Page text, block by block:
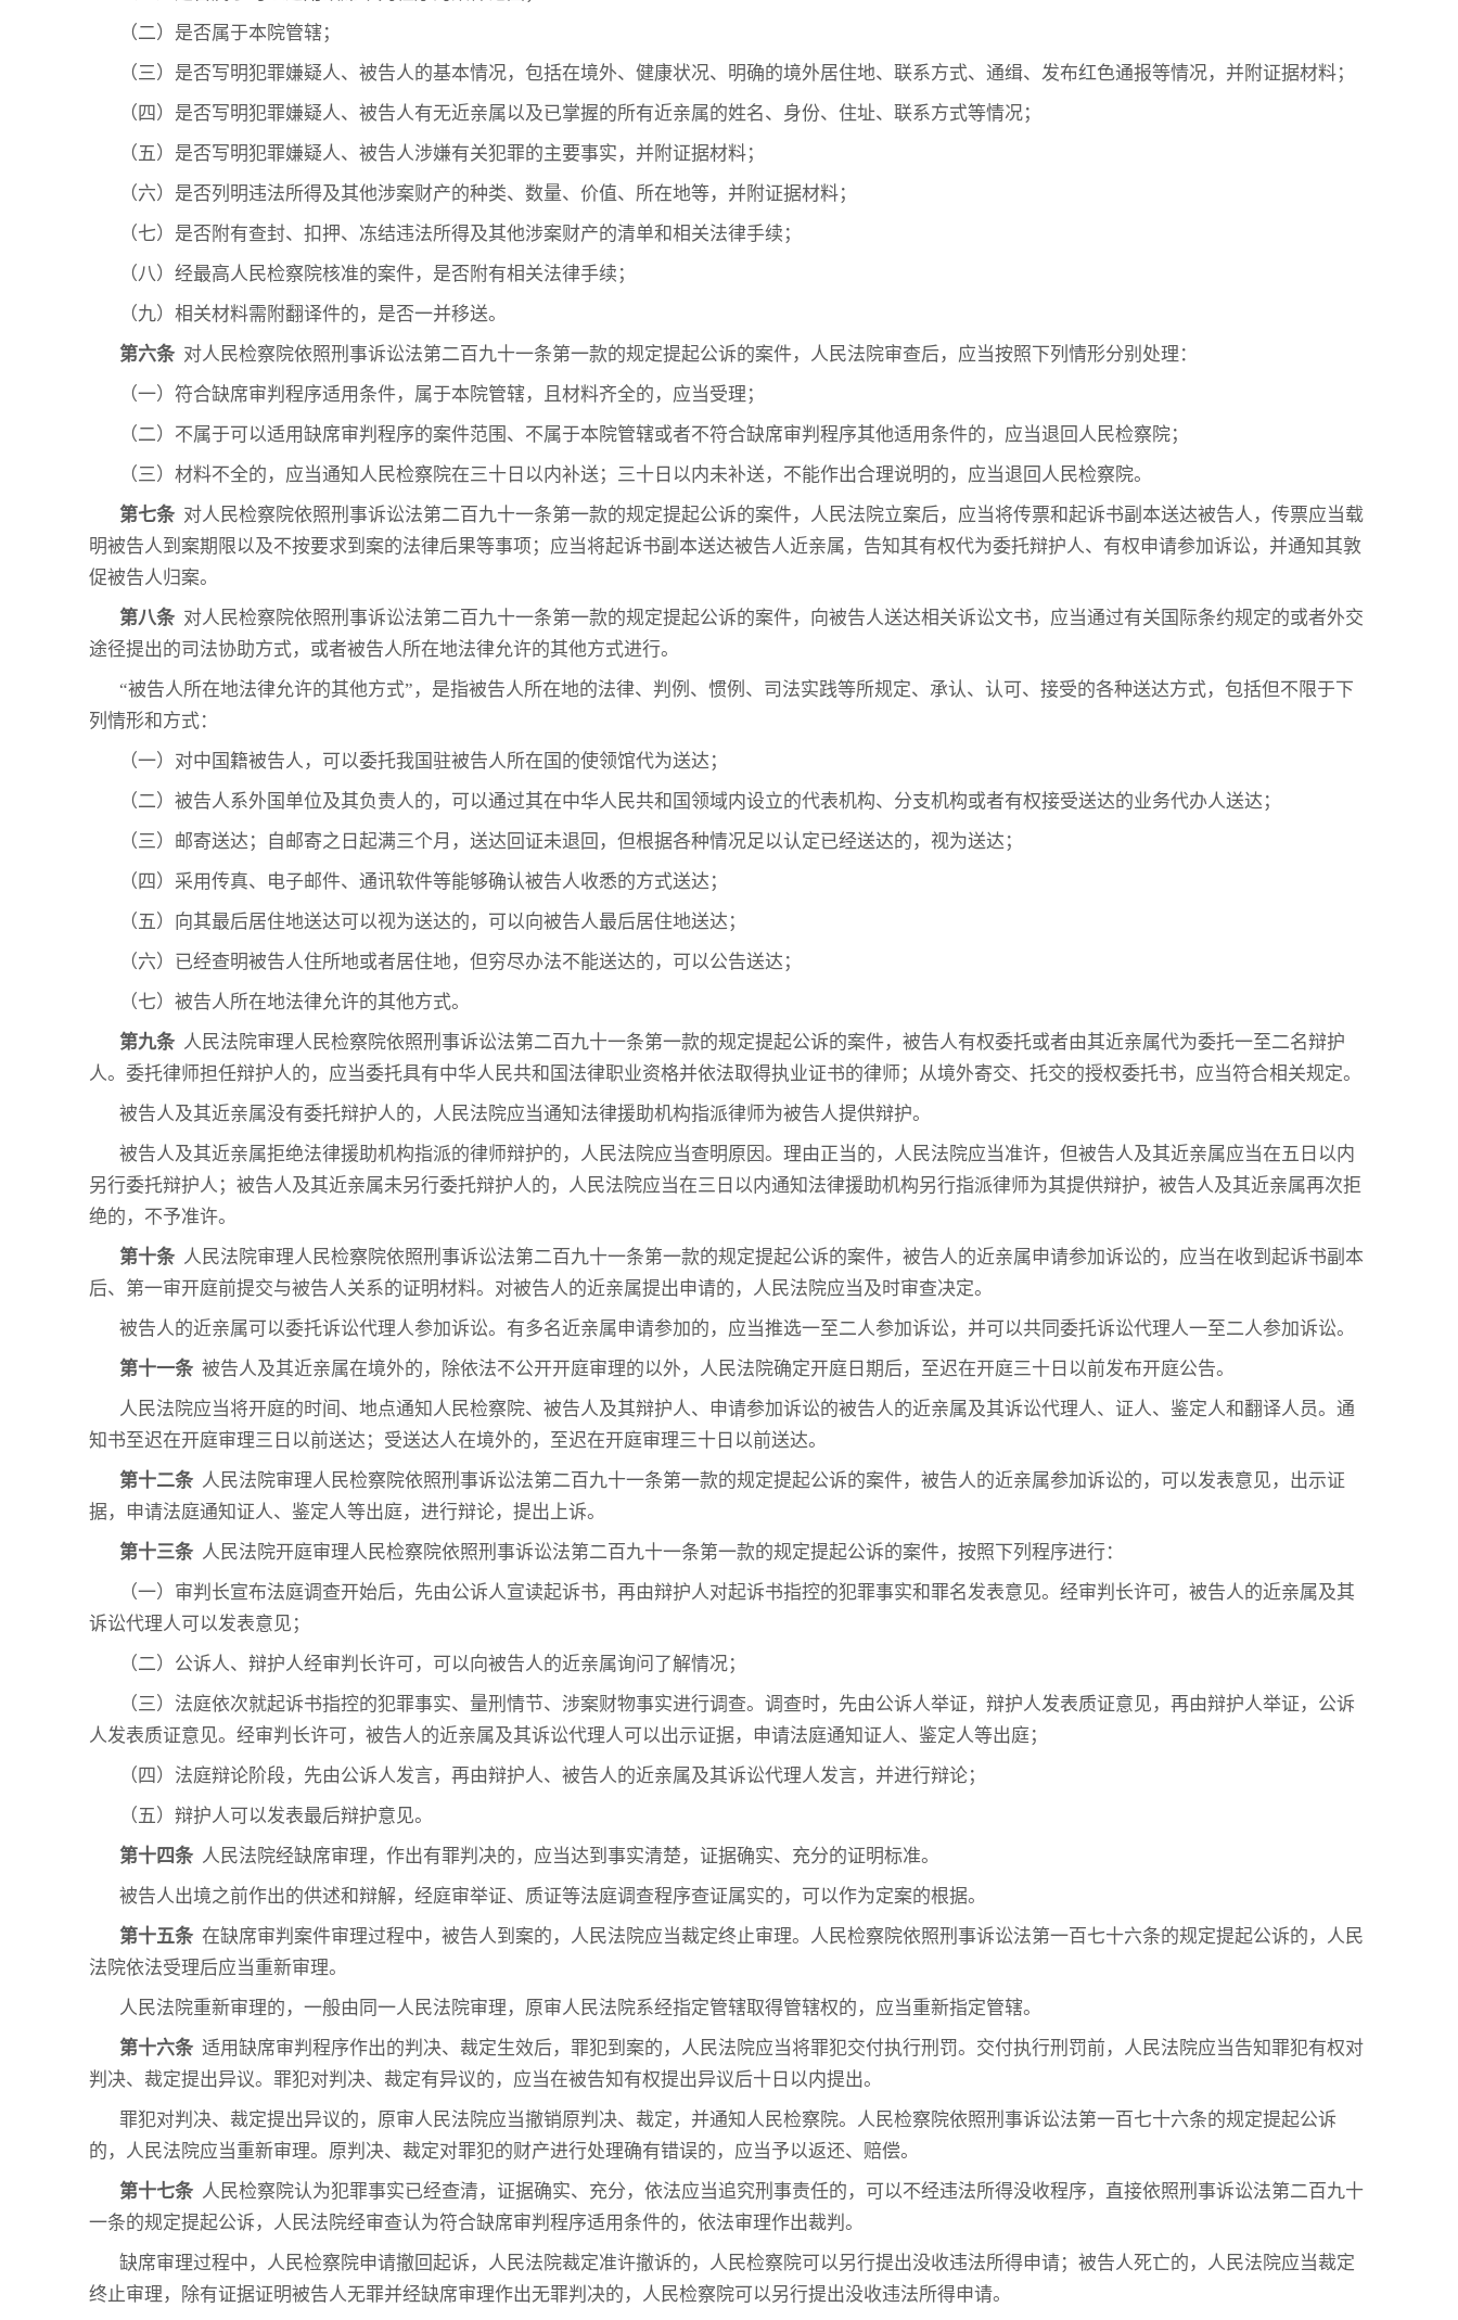
（二）是否属于本院管辖；
（三）是否写明犯罪嫌疑人、被告人的基本情况，包括在境外、健康状况、明确的境外居住地、联系方式、通缉、发布红色通报等情况，并附证据材料；
（四）是否写明犯罪嫌疑人、被告人有无近亲属以及已掌握的所有近亲属的姓名、身份、住址、联系方式等情况；
（五）是否写明犯罪嫌疑人、被告人涉嫌有关犯罪的主要事实，并附证据材料；
（六）是否列明违法所得及其他涉案财产的种类、数量、价值、所在地等，并附证据材料；
（七）是否附有查封、扣押、冻结违法所得及其他涉案财产的清单和相关法律手续；
（八）经最高人民检察院核准的案件，是否附有相关法律手续；
（九）相关材料需附翻译件的，是否一并移送。
第六条 对人民检察院依照刑事诉讼法第二百九十一条第一款的规定提起公诉的案件，人民法院审查后，应当按照下列情形分别处理：
（一）符合缺席审判程序适用条件，属于本院管辖，且材料齐全的，应当受理；
（二）不属于可以适用缺席审判程序的案件范围、不属于本院管辖或者不符合缺席审判程序其他适用条件的，应当退回人民检察院；
（三）材料不全的，应当通知人民检察院在三十日以内补送；三十日以内未补送，不能作出合理说明的，应当退回人民检察院。
第七条 对人民检察院依照刑事诉讼法第二百九十一条第一款的规定提起公诉的案件，人民法院立案后，应当将传票和起诉书副本送达被告人，传票应当载
明被告人到案期限以及不按要求到案的法律后果等事项；应当将起诉书副本送达被告人近亲属，告知其有权代为委托辩护人、有权申请参加诉讼，并通知其敦
促被告人归案。
第八条 对人民检察院依照刑事诉讼法第二百九十一条第一款的规定提起公诉的案件，向被告人送达相关诉讼文书，应当通过有关国际条约规定的或者外交
途径提出的司法协助方式，或者被告人所在地法律允许的其他方式进行。
“被告人所在地法律允许的其他方式”，是指被告人所在地的法律、判例、惯例、司法实践等所规定、承认、认可、接受的各种送达方式，包括但不限于下
列情形和方式：
（一）对中国籍被告人，可以委托我国驻被告人所在国的使领馆代为送达；
（二）被告人系外国单位及其负责人的，可以通过其在中华人民共和国领域内设立的代表机构、分支机构或者有权接受送达的业务代办人送达；
（三）邮寄送达；自邮寄之日起满三个月，送达回证未退回，但根据各种情况足以认定已经送达的，视为送达；
（四）采用传真、电子邮件、通讯软件等能够确认被告人收悉的方式送达；
（五）向其最后居住地送达可以视为送达的，可以向被告人最后居住地送达；
（六）已经查明被告人住所地或者居住地，但穷尽办法不能送达的，可以公告送达；
（七）被告人所在地法律允许的其他方式。
第九条 人民法院审理人民检察院依照刑事诉讼法第二百九十一条第一款的规定提起公诉的案件，被告人有权委托或者由其近亲属代为委托一至二名辩护
人。委托律师担任辩护人的，应当委托具有中华人民共和国法律职业资格并依法取得执业证书的律师；从境外寄交、托交的授权委托书，应当符合相关规定。
被告人及其近亲属没有委托辩护人的，人民法院应当通知法律援助机构指派律师为被告人提供辩护。
被告人及其近亲属拒绝法律援助机构指派的律师辩护的，人民法院应当查明原因。理由正当的，人民法院应当准许，但被告人及其近亲属应当在五日以内
另行委托辩护人；被告人及其近亲属未另行委托辩护人的，人民法院应当在三日以内通知法律援助机构另行指派律师为其提供辩护，被告人及其近亲属再次拒
绝的，不予准许。
第十条 人民法院审理人民检察院依照刑事诉讼法第二百九十一条第一款的规定提起公诉的案件，被告人的近亲属申请参加诉讼的，应当在收到起诉书副本
后、第一审开庭前提交与被告人关系的证明材料。对被告人的近亲属提出申请的，人民法院应当及时审查决定。
被告人的近亲属可以委托诉讼代理人参加诉讼。有多名近亲属申请参加的，应当推选一至二人参加诉讼，并可以共同委托诉讼代理人一至二人参加诉讼。
第十一条 被告人及其近亲属在境外的，除依法不公开开庭审理的以外，人民法院确定开庭日期后，至迟在开庭三十日以前发布开庭公告。
人民法院应当将开庭的时间、地点通知人民检察院、被告人及其辩护人、申请参加诉讼的被告人的近亲属及其诉讼代理人、证人、鉴定人和翻译人员。通
知书至迟在开庭审理三日以前送达；受送达人在境外的，至迟在开庭审理三十日以前送达。
第十二条 人民法院审理人民检察院依照刑事诉讼法第二百九十一条第一款的规定提起公诉的案件，被告人的近亲属参加诉讼的，可以发表意见，出示证
据，申请法庭通知证人、鉴定人等出庭，进行辩论，提出上诉。
第十三条 人民法院开庭审理人民检察院依照刑事诉讼法第二百九十一条第一款的规定提起公诉的案件，按照下列程序进行：
（一）审判长宣布法庭调查开始后，先由公诉人宣读起诉书，再由辩护人对起诉书指控的犯罪事实和罪名发表意见。经审判长许可，被告人的近亲属及其
诉讼代理人可以发表意见；
（二）公诉人、辩护人经审判长许可，可以向被告人的近亲属询问了解情况；
（三）法庭依次就起诉书指控的犯罪事实、量刑情节、涉案财物事实进行调查。调查时，先由公诉人举证，辩护人发表质证意见，再由辩护人举证，公诉
人发表质证意见。经审判长许可，被告人的近亲属及其诉讼代理人可以出示证据，申请法庭通知证人、鉴定人等出庭；
（四）法庭辩论阶段，先由公诉人发言，再由辩护人、被告人的近亲属及其诉讼代理人发言，并进行辩论；
（五）辩护人可以发表最后辩护意见。
第十四条 人民法院经缺席审理，作出有罪判决的，应当达到事实清楚，证据确实、充分的证明标准。
被告人出境之前作出的供述和辩解，经庭审举证、质证等法庭调查程序查证属实的，可以作为定案的根据。
第十五条 在缺席审判案件审理过程中，被告人到案的，人民法院应当裁定终止审理。人民检察院依照刑事诉讼法第一百七十六条的规定提起公诉的，人民
法院依法受理后应当重新审理。
人民法院重新审理的，一般由同一人民法院审理，原审人民法院系经指定管辖取得管辖权的，应当重新指定管辖。
第十六条 适用缺席审判程序作出的判决、裁定生效后，罪犯到案的，人民法院应当将罪犯交付执行刑罚。交付执行刑罚前，人民法院应当告知罪犯有权对
判决、裁定提出异议。罪犯对判决、裁定有异议的，应当在被告知有权提出异议后十日以内提出。
罪犯对判决、裁定提出异议的，原审人民法院应当撤销原判决、裁定，并通知人民检察院。人民检察院依照刑事诉讼法第一百七十六条的规定提起公诉
的，人民法院应当重新审理。原判决、裁定对罪犯的财产进行处理确有错误的，应当予以返还、赔偿。
第十七条 人民检察院认为犯罪事实已经查清，证据确实、充分，依法应当追究刑事责任的，可以不经违法所得没收程序，直接依照刑事诉讼法第二百九十
一条的规定提起公诉，人民法院经审查认为符合缺席审判程序适用条件的，依法审理作出裁判。
缺席审理过程中，人民检察院申请撤回起诉，人民法院裁定准许撤诉的，人民检察院可以另行提出没收违法所得申请；被告人死亡的，人民法院应当裁定
终止审理，除有证据证明被告人无罪并经缺席审理作出无罪判决的，人民检察院可以另行提出没收违法所得申请。